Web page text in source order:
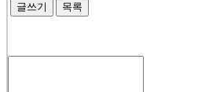
글쓰기 목록